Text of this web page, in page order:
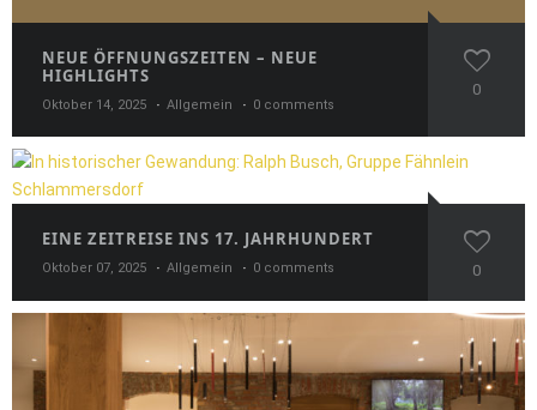
NEUE ÖFFNUNGSZEITEN – NEUE
HIGHLIGHTS
Oktober 14, 2025 Allgemein 0 comments
0
EINE ZEITREISE INS 17. JAHRHUNDERT
Oktober 07, 2025 Allgemein 0 comments 0